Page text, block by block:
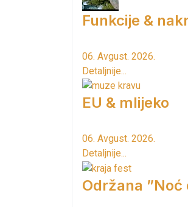
Funkcije &
06. Avgust. 2026.
Detaljnije...
EU & mlijeko
06. Avgust. 2026.
Detaljnije...
Održana ”Noć